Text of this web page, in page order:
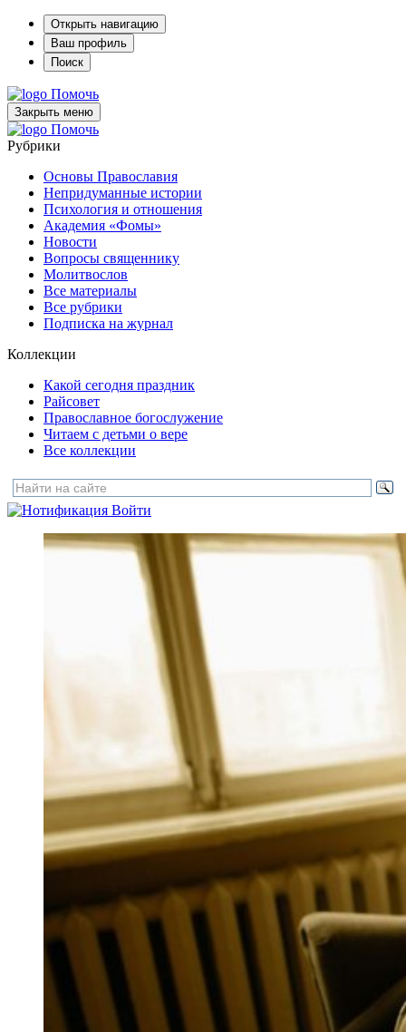
Открыть навигацию
Ваш профиль
Поиск
Помочь
Закрыть меню
Помочь
Рубрики
Основы Православия
Непридуманные истории
Психология и отношения
Академия «Фомы»
Новости
Вопросы священнику
Молитвослов
Все материалы
Все рубрики
Подписка на журнал
Коллекции
Какой сегодня праздник
Райсовет
Православное богослужение
Читаем с детьми о вере
Все коллекции
Войти